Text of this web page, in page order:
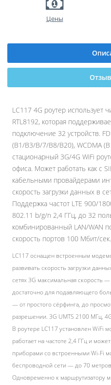
Цены
LC117 4G роутер использует
RTL8192, которая
подключение 32 устройств.
(B1/B3/B/7/B8/B20), WCDMA
стационарный 3G/4G WiFi
офиса. Может работать как с
кабельными провайдерами
скорость загрузки данных в
Поддержка частот LTE 900/
802.11 b/g/n 2,4 ГГц, до 32
комбинированный LAN/WAN
скорость портов 100 Мбит/сек.
LC117 оснащен встроенным
развивать скорость загрузки
сетях 3G максимальная скорость
достаточно для подавляющего
— от простого сёрфинга, до
разрешении. 3G UMTS 2100 МГц,
В роутере LC117 установлен WiFi
работает на частоте 2,4 ГГц и
приборами со встроенными Wi-Fi
беспроводной сети — до 70 метров
Одновременно к маршрутизатору